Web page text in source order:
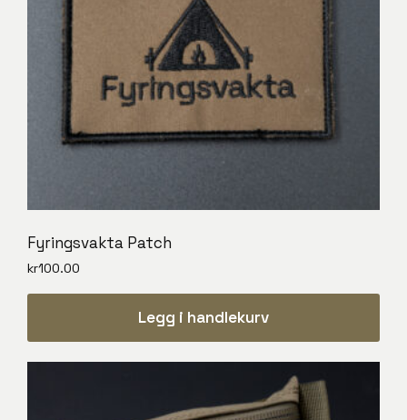
Fyringsvakta Patch
kr100.00
Legg i handlekurv